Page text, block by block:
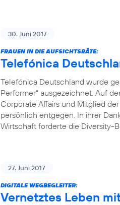
30. Juni 2017
FRAUEN IN DIE AUFSICHTSRÄTE:
Telefónica
Telefónica Deutschland wurde
Performer“ ausgezeichnet. Auf
Corporate Affairs und Mitglied
persönlich entgegen. In ihrer
Wirtschaft forderte die Diversity-
27. Juni 2017
DIGITALE WEGBEGLEITER:
Vernetztes Leben